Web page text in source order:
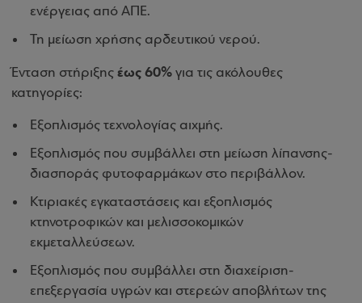
ενέργειας από ΑΠΕ.
Τη μείωση χρήσης αρδευτικού νερού.
Ένταση στήριξης έως 60% για τις ακόλουθες
κατηγορίες:
Εξοπλισμός τεχνολογίας αιχμής.
Εξοπλισμός που συμβάλλει στη μείωση λίπανσης-
διασποράς φυτοφαρμάκων στο περιβάλλον.
Κτιριακές εγκαταστάσεις και εξοπλισμός
κτηνοτροφικών και μελισσοκομικών
εκμεταλλεύσεων.
Εξοπλισμός που συμβάλλει στη διαχείριση-
επεξεργασία υγρών και στερεών αποβλήτων της